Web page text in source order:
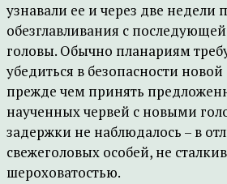
узнавали ее и через две недели
обезглавливания с
головы. Обычно планариям
убедиться в безопасности
прежде чем принять
наученных червей с новыми
задержки не наблюдалось – в
свежеголовых особей, не
шероховатостью.